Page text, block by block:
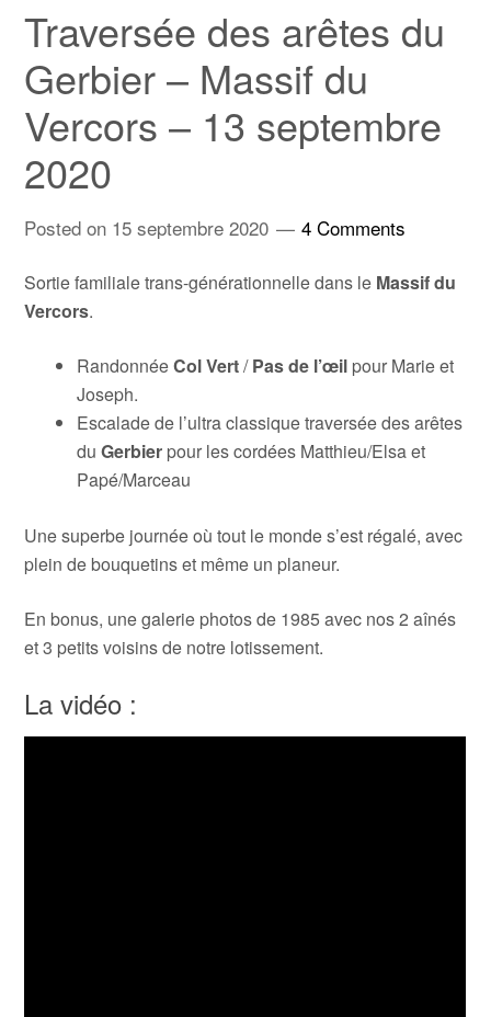
Traversée des arêtes du
Gerbier – Massif du
Vercors – 13 septembre
2020
Posted on 15 septembre 2020 4 Comments
Sortie familiale trans-générationnelle dans le Massif du
Vercors.
RandonnéeCol Vert/Pas de l’œil pour Marie et
Joseph.
Escalade de l’ultra classique traversée des arêtes
duGerbier pour les cordées Matthieu/Elsa et
Papé/Marceau
Une superbe journée où tout le monde s’est régalé, avec
plein de bouquetins et même un planeur.
En bonus, une galerie photos de 1985 avec nos 2 aînés
et 3 petits voisins de notre lotissement.
La vidéo :